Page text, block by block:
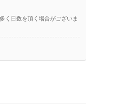
く日数を頂く場合がございま